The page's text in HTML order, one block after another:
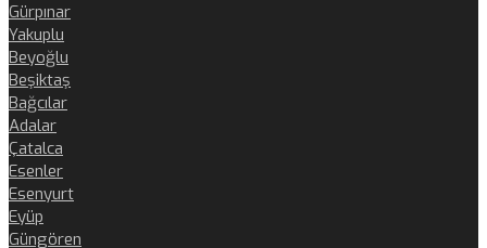
Gürpınar
Yakuplu
Beyoğlu
Beşiktaş
Bağcılar
Adalar
Çatalca
Esenler
Esenyurt
Eyüp
Güngören